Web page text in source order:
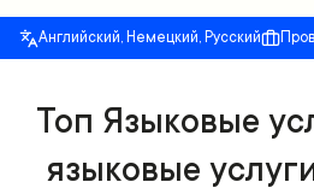
Английский, Немецкий, Русский
Топ Языковые
языковые